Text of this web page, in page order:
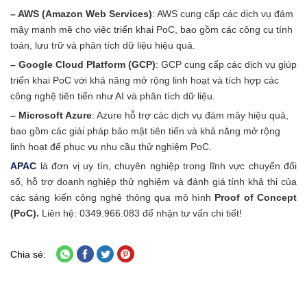
– AWS (Amazon Web Services): AWS cung cấp các dịch vụ đám
mây mạnh mẽ cho việc triển khai PoC, bao gồm các công cụ tính
toán, lưu trữ và phân tích dữ liệu hiệu quả.
– Google Cloud Platform (GCP): GCP cung cấp các dịch vụ giúp
triển khai PoC với khả năng mở rộng linh hoạt và tích hợp các
công nghệ tiên tiến như AI và phân tích dữ liệu.
– Microsoft Azure: Azure hỗ trợ các dịch vụ đám mây hiệu quả,
bao gồm các giải pháp bảo mật tiên tiến và khả năng mở rộng
linh hoạt để phục vụ nhu cầu thử nghiệm PoC.
APAC là đơn vị uy tín, chuyên nghiệp trong lĩnh vực chuyển đổi
số, hỗ trợ doanh nghiệp thử nghiệm và đánh giá tính khả thi của
các sáng kiến công nghệ thông qua mô hình Proof of Concept
(PoC). Liên hệ: 0349.966.083 để nhận tư vấn chi tiết!
Chia sẻ: